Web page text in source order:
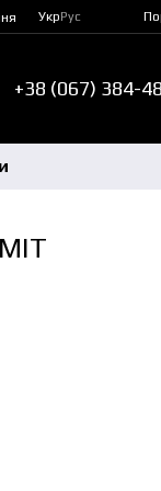
УкрРус
+38 (067) 384-